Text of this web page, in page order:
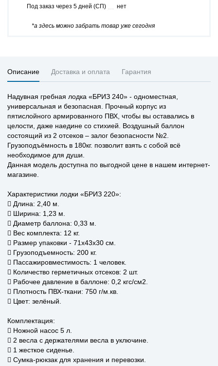
Под заказ через 5 дней (СП) нет
*а здесь можно забрать товар уже сегодня
Описание Доставка и оплата Гарантия
Надувная гребная лодка «БРИЗ 240» - одноместная,
универсальная и безопасная. Прочный корпус из
пятислойного армированного ПВХ, чтобы вы оставались в
целости, даже наедине со стихией. Воздушный баллон
состоящий из 2 отсеков – залог безопасности №2.
Грузоподъёмность в 180кг. позволит взять с собой всё
необходимое для души.
Данная модель доступна по выгодной цене в нашем интернет-
магазине.
Характеристики лодки «БРИЗ 220»:
 Длина: 2,40 м.
 Ширина: 1,23 м.
 Диаметр баллона: 0,33 м.
 Вес комплекта: 12 кг.
 Размер упаковки - 71х43х30 см.
 Грузоподъемность: 200 кг.
 Пассажировместимость: 1 человек.
 Количество герметичных отсеков: 2 шт.
 Рабочее давление в баллоне: 0,2 кгс/см2.
 Плотность ПВХ-ткани: 750 г/м.кв.
 Цвет: зелёный.
Комплектация:
 Ножной насос 5 л.
 2 весла с держателями весла в уключине.
 1 жесткое сиденье.
 Сумка-рюкзак для хранения и перевозки.